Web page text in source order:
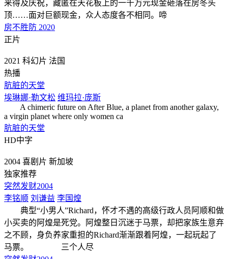
来得及庆祝，藏匿在天花板上的一千万元现金砸落在房冬头
顶……面对巨额现金，众人态度各不相同。啼
房不胜防 2020
正片
2021 科幻片 法国
热播
肮脏的天堂
埃琳娜·勒文松 维玛拉·庞斯
A chimeric future on After Blue, a planet from another galaxy,
a virgin planet where only women ca
肮脏的天堂
HD中字
2004 喜剧片 新加坡
独家推荐
突然发财2004
李铭顺 刘谦益 李国煌
典型“小男人”Richard，怀才不遇的高级行政人员阿顺和做
小买卖的阿煌是死党。阿煌整日沉迷于马票，却把家族生意弃
之不顾，身负养家重担的Richard渐渐跟着阿煌，一起玩起了
马票。 三个人尽